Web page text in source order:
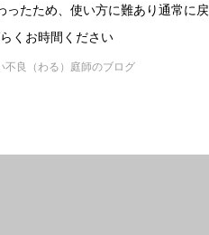
たため、使い方に難あり通常に戻
くお時間ください
不良（わる）庭師のブログ